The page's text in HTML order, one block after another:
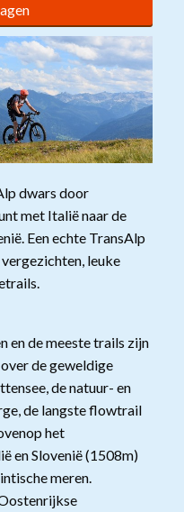
dwars door
met Italië naar de
Een echte TransAlp
leuke
en de meeste trails zijn
de geweldige
de natuur- en
de langste flowtrail
het
en Slovenië (1508m)
meren.